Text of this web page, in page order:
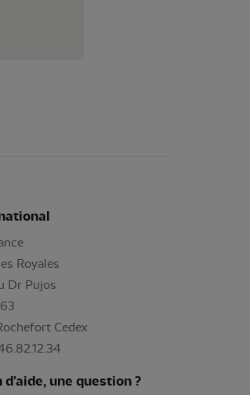
Royales
Dr Pujos
Cedex
d'aide, une question ?